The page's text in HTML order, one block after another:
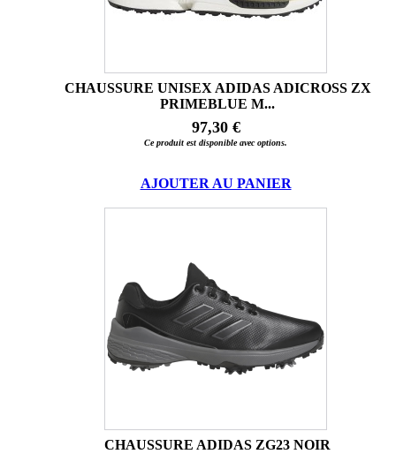
CHAUSSURE UNISEX ADIDAS ADICROSS ZX
PRIMEBLUE M...
97,30 €
Ce produit est disponible avec options.
AJOUTER AU PANIER
CHAUSSURE ADIDAS ZG23 NOIR